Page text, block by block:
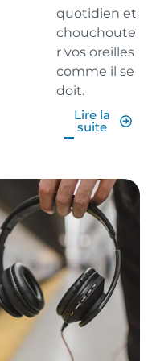
quotidien et
chouchoute
r vos oreilles
comme il se
doit.
Lire la
suite